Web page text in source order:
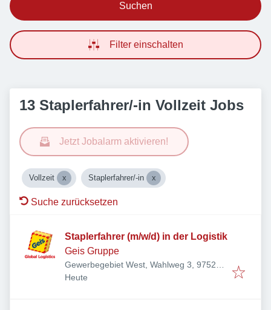
Suchen
Filter einschalten
13 Staplerfahrer/-in Vollzeit Jobs
Jetzt Jobalarm aktivieren!
Vollzeit Staplerfahrer/-in
Suche zurücksetzen
Staplerfahrer (m/w/d) in der Logistik
Geis Gruppe
Gewerbegebiet West, Wahlweg 3, 97525
Schwebheim, Deutschland
Veröffentlicht
Heute